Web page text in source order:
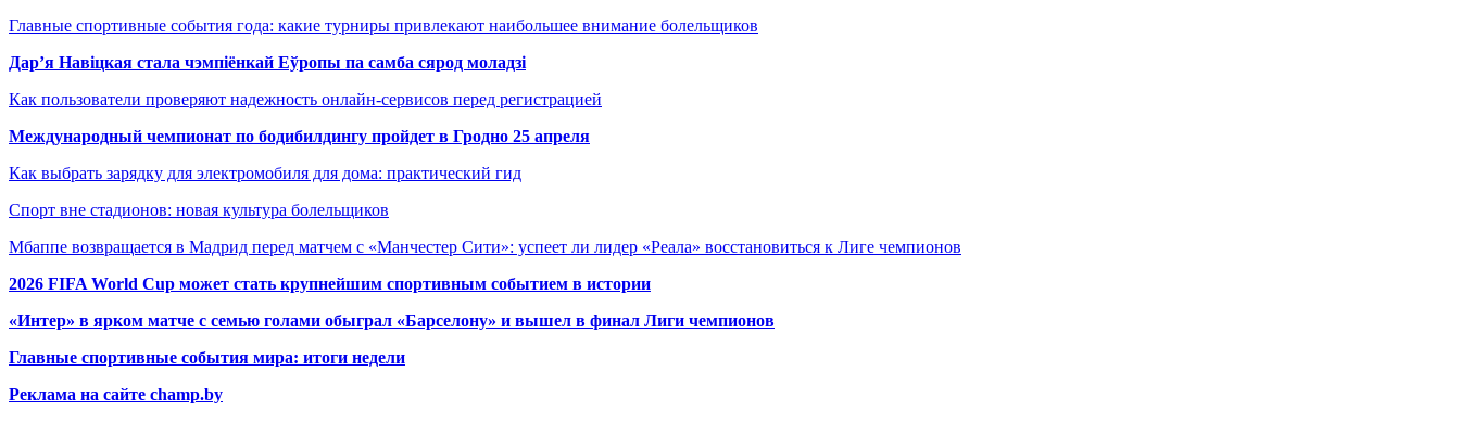
Главные спортивные события года: какие турниры привлекают наибольшее внимание болельщиков
Дар’я Навіцкая стала чэмпіёнкай Еўропы па самба сярод моладзі
Как пользователи проверяют надежность онлайн-сервисов перед регистрацией
Международный чемпионат по бодибилдингу пройдет в Гродно 25 апреля
Как выбрать зарядку для электромобиля для дома: практический гид
Спорт вне стадионов: новая культура болельщиков
Мбаппе возвращается в Мадрид перед матчем с «Манчестер Сити»: успеет ли лидер «Реала» восстановиться к Лиге чемпионов
2026 FIFA World Cup может стать крупнейшим спортивным событием в истории
«Интер» в ярком матче с семью голами обыграл «Барселону» и вышел в финал Лиги чемпионов
Главные спортивные события мира: итоги недели
Реклама на сайте champ.by